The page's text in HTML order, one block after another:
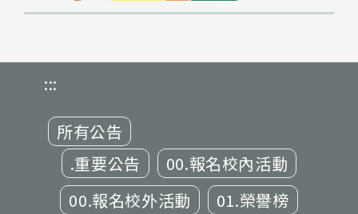
:::
所有公告
.重要公告
00.報名校內活動
00.報名校外活動
01.榮譽榜